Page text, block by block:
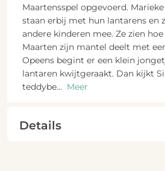
Maartensspel opgevoerd.
staan erbij met hun lantarens en
andere kinderen mee. Ze zien
Maarten zijn mantel deelt met
Opeens begint er een klein
lantaren kwijtgeraakt. Dan kijkt
teddybe... Meer
Details